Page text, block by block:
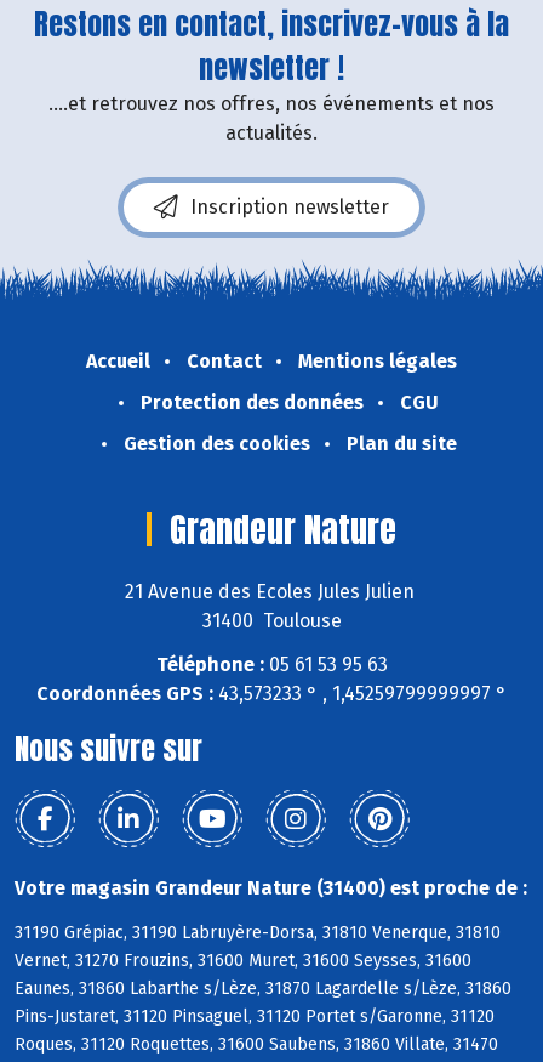
Restons en contact, inscrivez-vous à la
newsletter !
....et retrouvez nos offres, nos événements et nos
actualités.
Inscription newsletter
Accueil Contact
Mentions légales
Protection des données
CGU
Gestion des cookies
Plan du site
Grandeur Nature
21 Avenue des Ecoles Jules Julien
31400 Toulouse
Téléphone :05 61 53 95 63
Coordonnées GPS : 43,573233 ° , 1,45259799999997 °
Nous suivre sur
Votre magasin Grandeur Nature (31400) est proche de :
31190 Grépiac, 31190 Labruyère-Dorsa, 31810 Venerque, 31810
Vernet, 31270 Frouzins, 31600 Muret, 31600 Seysses, 31600
Eaunes, 31860 Labarthe s/Lèze, 31870 Lagardelle s/Lèze, 31860
Pins-Justaret, 31120 Pinsaguel, 31120 Portet s/Garonne, 31120
Roques, 31120 Roquettes, 31600 Saubens, 31860 Villate, 31470